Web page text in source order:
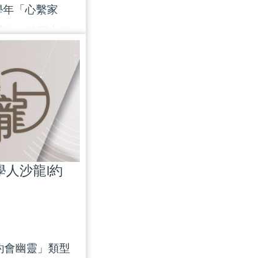
「心繫家
》一連三十二
三院、保良
九龍樂善
聖公會、香港
學校議會、
學議會籌辦
育活動，與觀
列活動去認
一系列活動
學在匯演中
滴及學習成
人沙龍|約
幽靈」類型